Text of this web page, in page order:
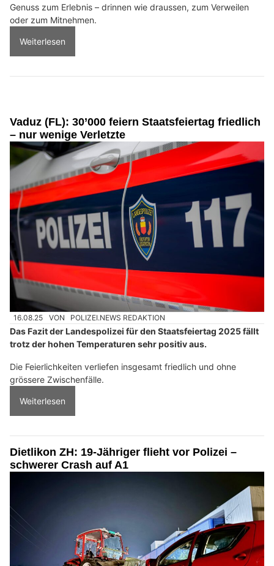
Genuss zum Erlebnis – drinnen wie draussen, zum Verweilen
oder zum Mitnehmen.
Weiterlesen
Vaduz (FL): 30’000 feiern Staatsfeiertag friedlich
– nur wenige Verletzte
16.08.25 VON POLIZEI.NEWS REDAKTION
Das Fazit der Landespolizei für den Staatsfeiertag 2025 fällt
trotz der hohen Temperaturen sehr positiv aus.
Die Feierlichkeiten verliefen insgesamt friedlich und ohne
grössere Zwischenfälle.
Weiterlesen
Dietlikon ZH: 19-Jähriger flieht vor Polizei –
schwerer Crash auf A1